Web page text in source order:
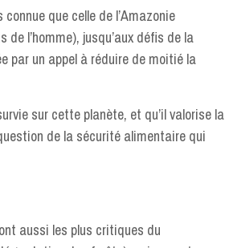
que celle de l’Amazonie
l’homme), jusqu’aux défis de la
par un appel à réduire de moitié la
sur cette planète, et qu’il valorise la
de la sécurité alimentaire qui
aussi les plus critiques du